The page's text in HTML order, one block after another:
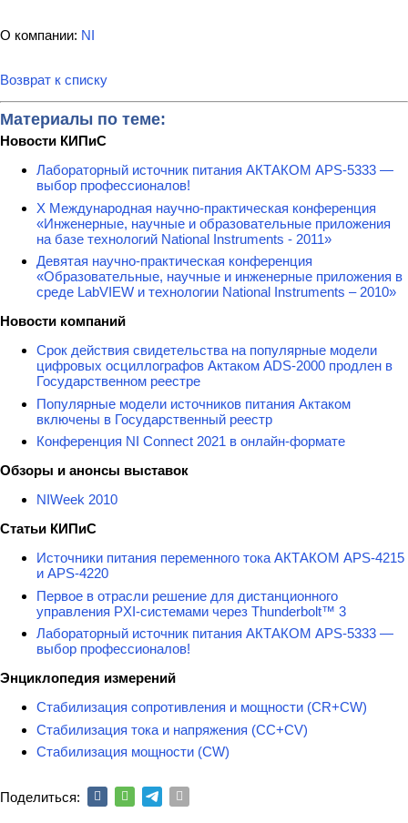
О компании: NI
Возврат к списку
Материалы по теме:
Новости КИПиС
Лабораторный источник питания АКТАКОМ APS-5333 —
выбор профессионалов!
X Международная научно-практическая конференция
«Инженерные, научные и образовательные приложения
на базе технологий National Instruments - 2011»
Девятая научно-практическая конференция
«Образовательные, научные и инженерные приложения в
среде LabVIEW и технологии National Instruments – 2010»
Новости компаний
Срок действия свидетельства на популярные модели
цифровых осциллографов Актаком ADS-2000 продлен в
Государственном реестре
Популярные модели источников питания Актаком
включены в Государственный реестр
Конференция NI Connect 2021 в онлайн-формате
Обзоры и анонсы выставок
NIWeek 2010
Статьи КИПиС
Источники питания переменного тока АКТАКОМ APS-4215
и APS-4220
Первое в отрасли решение для дистанционного
управления PXI-системами через Thunderbolt™ 3
Лабораторный источник питания АКТАКОМ APS-5333 —
выбор профессионалов!
Энциклопедия измерений
Стабилизация сопротивления и мощности (CR+CW)
Стабилизация тока и напряжения (CC+CV)
Стабилизация мощности (CW)
Поделиться: